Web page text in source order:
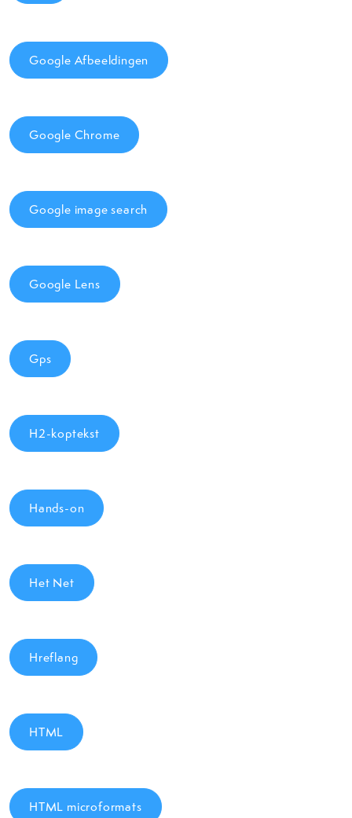
Google Afbeeldingen
Google Chrome
Google image search
Google Lens
Gps
H2-koptekst
Hands-on
Het Net
Hreflang
HTML
HTML microformats